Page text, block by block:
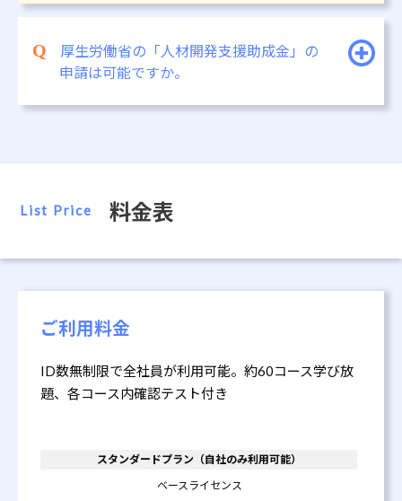
厚生労働省の「人材開発支援助成金」の
申請は可能ですか。
List Price 料金表
ご利用料金
ID数無制限で全社員が利用可能。約60コース学び放
題、各コース内確認テスト付き
スタンダードプラン（自社のみ利用可能）
ベースライセンス